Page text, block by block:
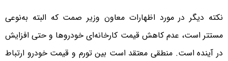
نکته دیگر در مورد اظهارات معاون وزیر صمت که البته به‌نوعی
مستتر است، عدم کاهش قیمت کارخانه‌ای خودروها و حتی افزایش
در آینده است. منطقی معتقد است بین تورم و قیمت خودرو ارتباط